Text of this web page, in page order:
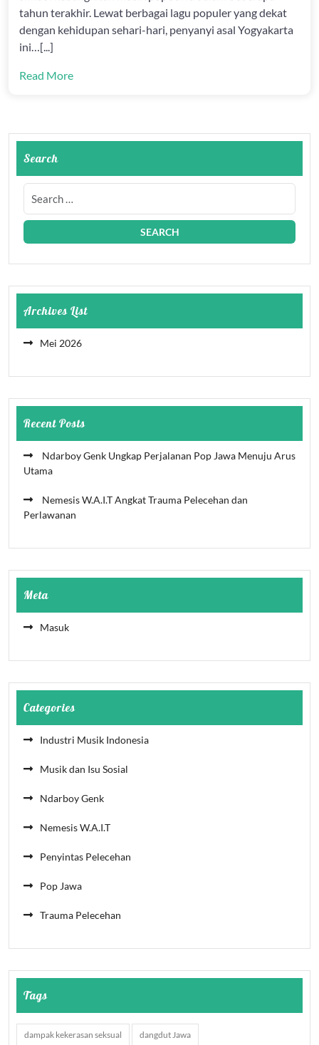
tahun terakhir. Lewat berbagai lagu populer yang dekat
dengan kehidupan sehari-hari, penyanyi asal Yogyakarta
ini…[...]
Read More
Search
Archives List
Mei 2026
Recent Posts
Ndarboy Genk Ungkap Perjalanan Pop Jawa Menuju Arus
Utama
Nemesis W.A.I.T Angkat Trauma Pelecehan dan
Perlawanan
Meta
Masuk
Categories
Industri Musik Indonesia
Musik dan Isu Sosial
Ndarboy Genk
Nemesis W.A.I.T
Penyintas Pelecehan
Pop Jawa
Trauma Pelecehan
Tags
dampak kekerasan seksual dangdut Jawa